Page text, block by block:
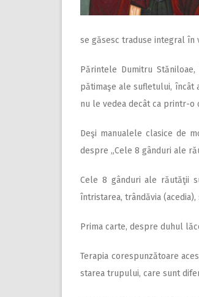
se găsesc traduse integral în
Părintele Dumitru
pătimaşe ale sufletului, încât
nu le vedea decât ca printr-o
Deşi manualele clasice de
despre „Cele 8 gânduri ale
Cele 8 gânduri ale răutăţii
întristarea, trândăvia
Prima carte, despre duhul
Terapia corespunzătoare
starea trupului, care sunt